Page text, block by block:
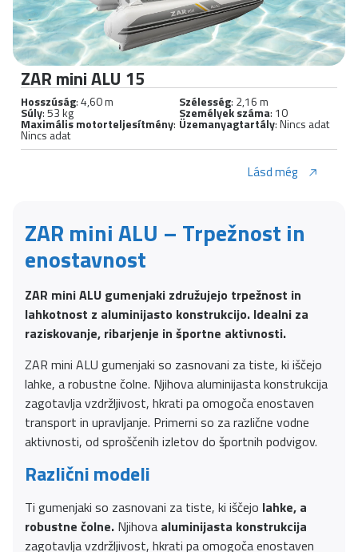
ZAR mini ALU 15
Hosszúság: 4,60 m Szélesség: 2,16 m
Súly: 53 kg Személyek száma: 10
Maximális motorteljesítmény:
Nincs adat
Üzemanyagtartály: Nincs adat
Lásd még
ZAR mini ALU – Trpežnost in
enostavnost
ZAR mini ALU gumenjaki združujejo trpežnost in
lahkotnost z aluminijasto konstrukcijo. Idealni za
raziskovanje, ribarjenje in športne aktivnosti.
ZAR mini ALU gumenjaki so zasnovani za tiste, ki iščejo
lahke, a robustne čolne. Njihova aluminijasta konstrukcija
zagotavlja vzdržljivost, hkrati pa omogoča enostaven
transport in upravljanje. Primerni so za različne vodne
aktivnosti, od sproščenih izletov do športnih podvigov.
Različni modeli
Ti gumenjaki so zasnovani za tiste, ki iščejo lahke, a
robustne čolne. Njihova aluminijasta konstrukcija
zagotavlja vzdržljivost, hkrati pa omogoča enostaven